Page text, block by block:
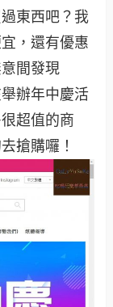
東西吧？我
，還有優惠
間發現
辦年中慶活
超值的商
搶購囉！